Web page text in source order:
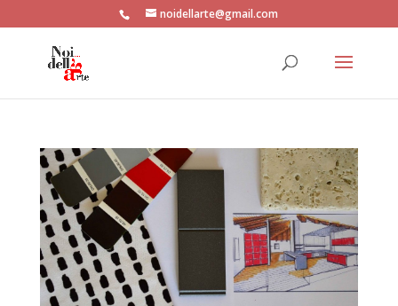
noidellarte@gmail.com